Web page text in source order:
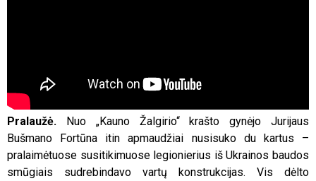
Pralaužė. Nuo „Kauno Žalgirio“ krašto gynėjo Jurijaus
Bušmano Fortūna itin apmaudžiai nusisuko du kartus –
pralaimėtuose susitikimuose legionierius iš Ukrainos baudos
smūgiais sudrebindavo vartų konstrukcijas. Vis dėlto